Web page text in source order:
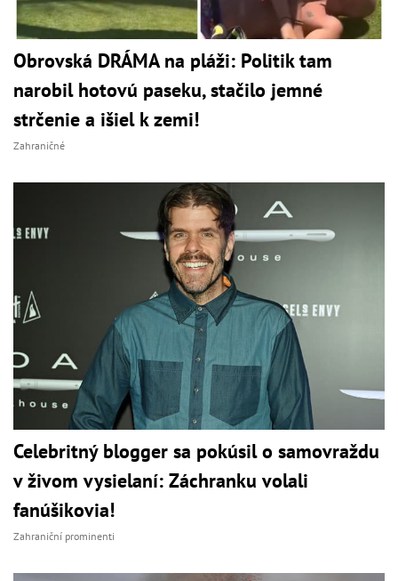
Obrovská DRÁMA na pláži: Politik tam
narobil hotovú paseku, stačilo jemné
strčenie a išiel k zemi!
Zahraničné
Celebritný blogger sa pokúsil o samovraždu
v živom vysielaní: Záchranku volali
fanúšikovia!
Zahraniční prominenti